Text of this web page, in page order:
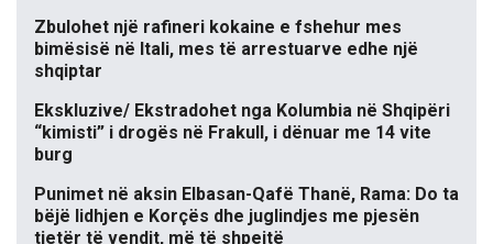
Zbulohet një rafineri kokaine e fshehur mes
bimësisë në Itali, mes të arrestuarve edhe një
shqiptar
Ekskluzive/ Ekstradohet nga Kolumbia në Shqipëri
“kimisti” i drogës në Frakull, i dënuar me 14 vite
burg
Punimet në aksin Elbasan-Qafë Thanë, Rama: Do ta
bëjë lidhjen e Korçës dhe juglindjes me pjesën
tjetër të vendit, më të shpejtë